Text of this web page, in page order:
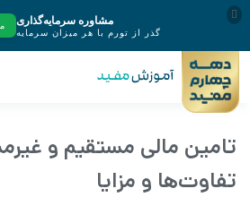
تامین مالی مستقیم و
تفاوت‌ها و مزایا